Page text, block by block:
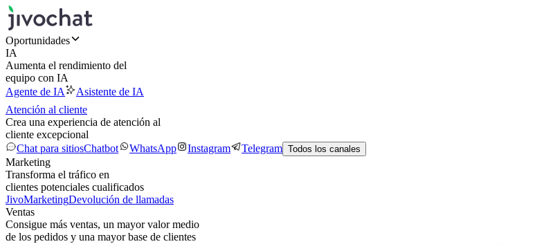
Oportunidades
IA
Aumenta el rendimiento del
equipo con IA
Agente de IA
Asistente de IA
Atención al cliente
Crea una experiencia de atención al
cliente excepcional
Chat para sitiosChatbot WhatsApp Instagram Telegram Todos los canales
Marketing
Transforma el tráfico en
clientes potenciales cualificados
JivoMarketingDevolución de llamadas
Ventas
Consigue más ventas, un mayor valor medio
de los pedidos y una mayor base de clientes